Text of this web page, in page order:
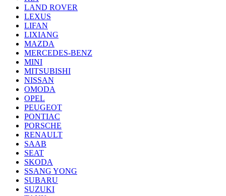
LAND ROVER
LEXUS
LIFAN
LIXIANG
MAZDA
MERCEDES-BENZ
MINI
MITSUBISHI
NISSAN
OMODA
OPEL
PEUGEOT
PONTIAC
PORSCHE
RENAULT
SAAB
SEAT
SKODA
SSANG YONG
SUBARU
SUZUKI